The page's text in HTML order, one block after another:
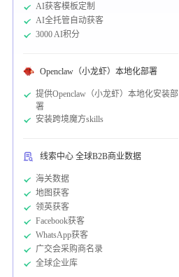
AI获客模板定制
AI全托管自动获客
3000 AI积分
Openclaw（小龙虾）本地化部署
提供Openclaw（小龙虾）本地化安装部
署
安装跨境魔方skills
线索中心 全球B2B商业数据
海关数据
地图获客
领英获客
Facebook获客
WhatsApp获客
广交会采购商名录
全球企业库